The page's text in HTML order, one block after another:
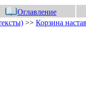
Оглавление
>> Корзина